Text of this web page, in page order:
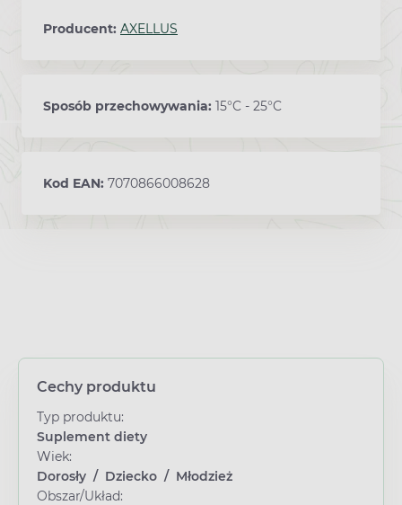
Producent: AXELLUS
Sposób przechowywania: 15°C - 25°C
Kod EAN: 7070866008628
Cechy produktu
Typ produktu:
Suplement diety
Wiek:
Dorosły / Dziecko / Młodzież
Obszar/Układ: